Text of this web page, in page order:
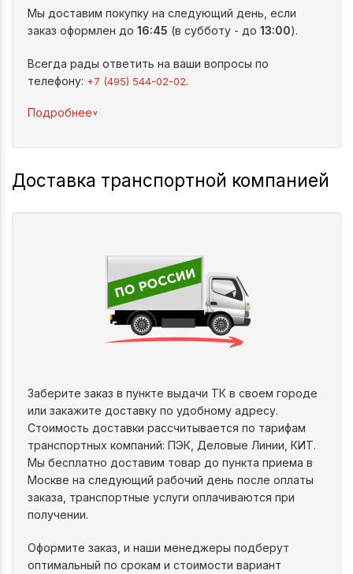
Мы доставим покупку на следующий день, если
заказ оформлен до 16:45 (в субботу - до 13:00).
Всегда рады ответить на ваши вопросы по
телефону: +7 (495) 544-02-02.
Подробнее^
Доставка транспортной компанией
Заберите заказ в пункте выдачи ТК в своем городе
или закажите доставку по удобному адресу.
Стоимость доставки рассчитывается по тарифам
транспортных компаний: ПЭК, Деловые Линии, КИТ.
Мы бесплатно доставим товар до пункта приема в
Москве на следующий рабочий день после оплаты
заказа, транспортные услуги оплачиваются при
получении.
Оформите заказ, и наши менеджеры подберут
оптимальный по срокам и стоимости вариант